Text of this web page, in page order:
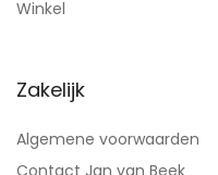
Winkel
Zakelijk
Algemene voorwaarden
Contact Jan van Beek